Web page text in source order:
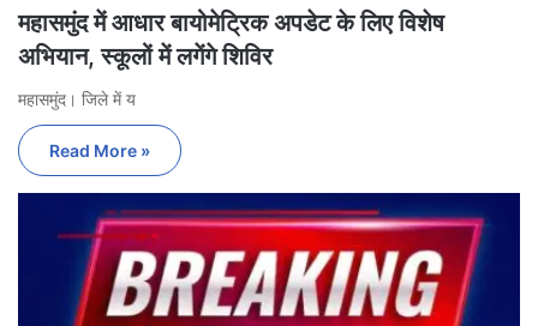
महासमुंद में आधार बायोमेट्रिक अपडेट के लिए विशेष
अभियान, स्कूलों में लगेंगे शिविर
महासमुंद। जिले में य
Read More »